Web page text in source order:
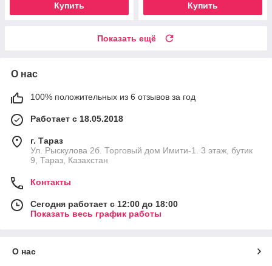
Купить Купить
Показать ещё
О нас
100% положительных из 6 отзывов за год
Работает с 18.05.2018
г. Тараз
Ул. Рыскулова 2б. Торговый дом Имити-1. 3 этаж, бутик
9, Тараз, Казахстан
Контакты
Сегодня работает с 12:00 до 18:00
Показать весь график работы
О нас